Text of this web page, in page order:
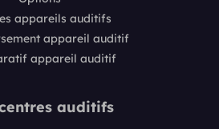
appareils auditifs
appareil auditif
appareil auditif
auditifs